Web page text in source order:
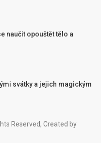
naučit opouštět tělo a
svátky a jejich magickým
Reserved, Created by